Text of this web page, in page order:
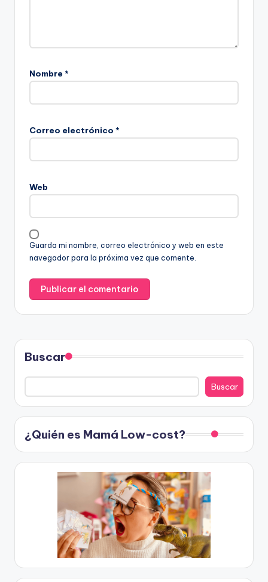
Nombre *
Correo electrónico *
Web
Guarda mi nombre, correo electrónico y web en este
navegador para la próxima vez que comente.
Buscar
Buscar
¿Quién es Mamá Low-cost?